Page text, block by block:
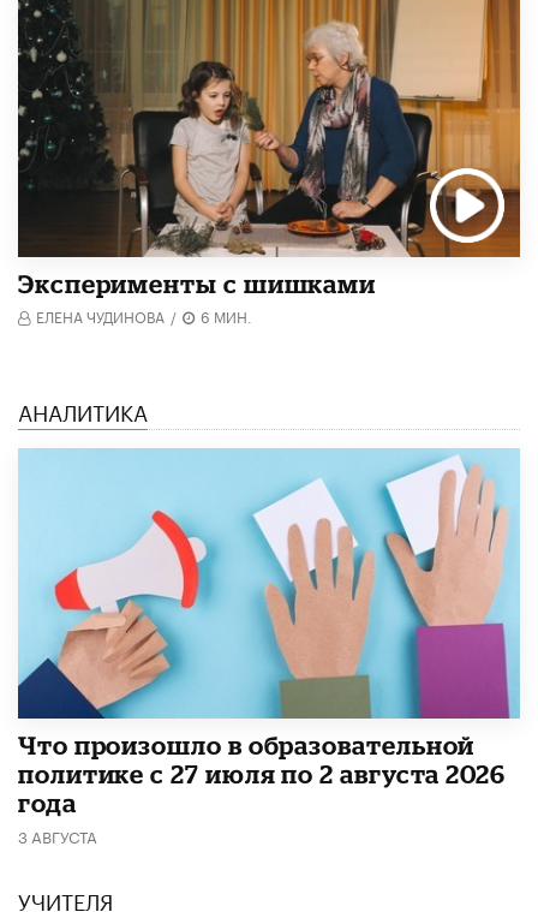
Эксперименты с шишками
ЕЛЕНА ЧУДИНОВА / 6 МИН.
АНАЛИТИКА
​Что произошло в образовательной
политике с 27 июля по 2 августа 2026
года
3 АВГУСТА
УЧИТЕЛЯ